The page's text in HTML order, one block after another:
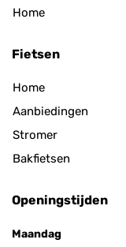
Home
Fietsen
Home
Aanbiedingen
Stromer
Bakfietsen
Openingstijden
Maandag